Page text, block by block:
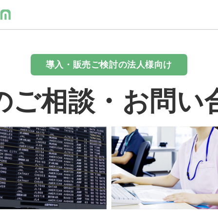
導入・販売ご検討の法人様向け
ご相談・お問い